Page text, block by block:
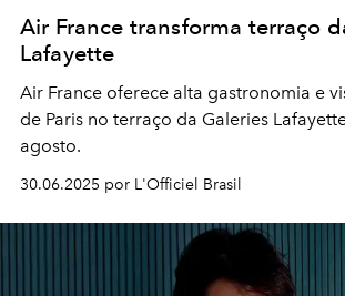
Air France transforma terraço
Lafayette
Air France oferece alta gastronomia e
de Paris no terraço da Galeries
agosto.
30.06.2025 por L'Officiel Brasil